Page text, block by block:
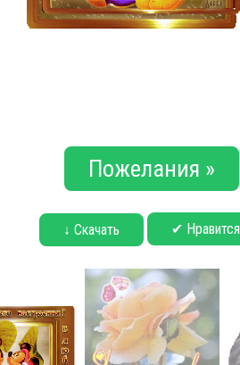
Пожелания »
↓ Скачать ✔ Нравится